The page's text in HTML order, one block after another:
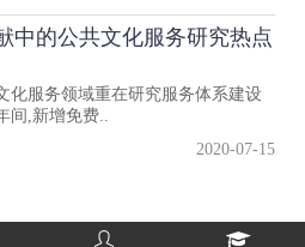
中的公共文化服务研究热点
化服务领域重在研究服务体系建设
间,新增免费..
2020-07-15